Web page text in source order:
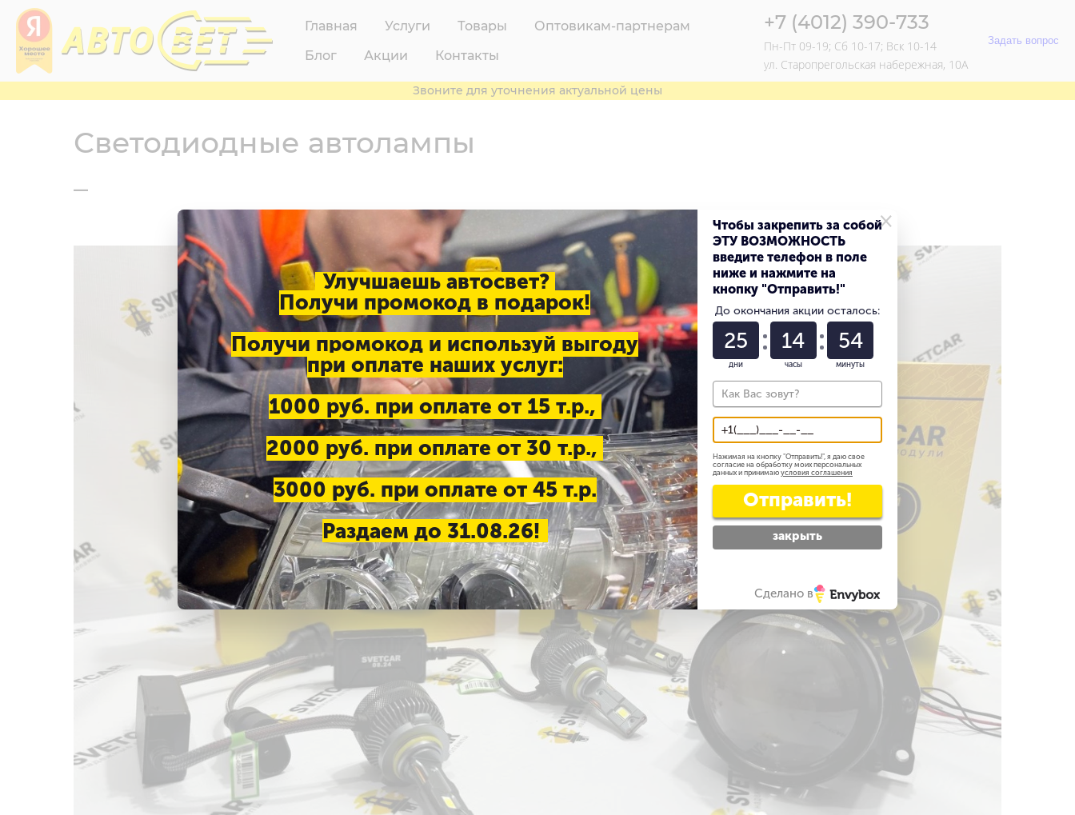
Главная Услуги Товары
Оптовикам-партнерам
Блог
Акции Контакты
+7 (4012) 390-733
Пн-Пт 09-19; Сб 10-17; Вск 10-14
ул. Старопрегольская набережная, 10А
Задать вопрос
Звоните для уточнения актуальной цены
Светодиодные автолампы
Улучшаешь автосвет?
Получи промокод в подарок!
Получи промокод и используй выгоду
при оплате наших услуг:
1000 руб. при оплате от 15 т.р.,
2000 руб. при оплате от 30 т.р.,
3000 руб. при оплате от 45 т.р.
Раздаем до 31.08.26!
×
Чтобы закрепить за собой
ЭТУ ВОЗМОЖНОСТЬ
введите телефон в поле
ниже и нажмите на
кнопку "Отправить!"
До окончания акции осталось:
25
дни
14
часы
54
минуты
Нажимая на кнопку "Отправить!", я даю свое
согласие на обработку моих персональных
данных и принимаю условия соглашения
Отправить!
закрыть
Сделано в